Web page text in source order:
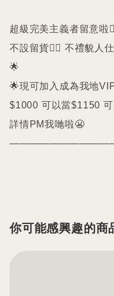
超級完美主義者留意啦
不設留貨🙅‍♀️ 不禮貌人
🌟
🌟現可加入成為我地
$1000 可以當$1150
詳情PM我哋啦😬
你可能感興趣的商